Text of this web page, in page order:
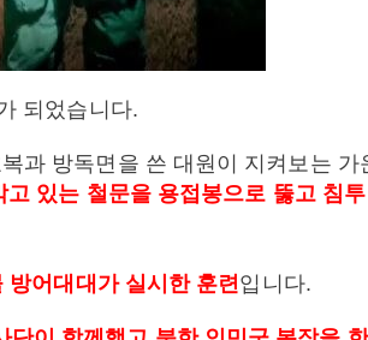
되었습니다.
과 방독면을 쓴 대원이 지켜보는 가
고 있는 철문을 용접봉으로 뚫고 침투
방어대대가 실시한 훈련입니다.